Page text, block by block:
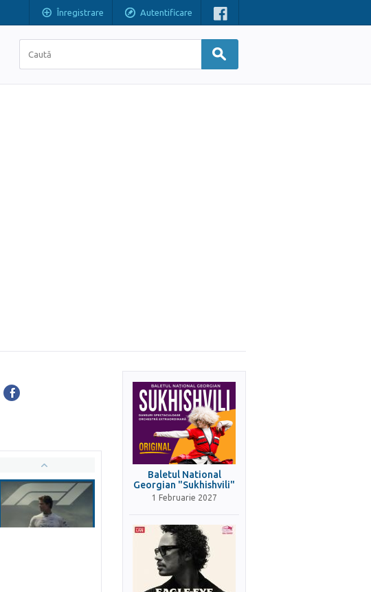
Înregistrare Autentificare
Baletul National
Georgian "Sukhishvili"
1 Februarie 2027